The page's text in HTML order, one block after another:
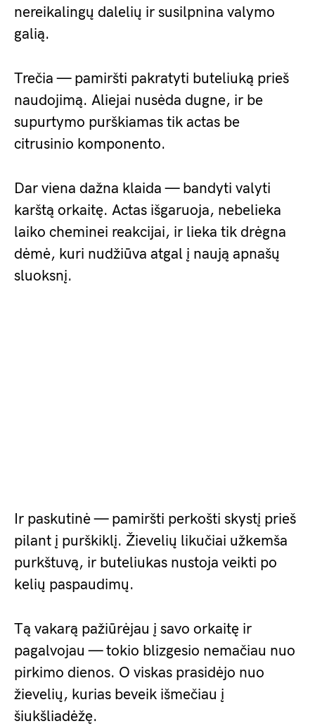
nereikalingų dalelių ir susilpnina valymo
galią.
Trečia — pamiršti pakratyti buteliuką prieš
naudojimą. Aliejai nusėda dugne, ir be
supurtymo purškiamas tik actas be
citrusinio komponento.
Dar viena dažna klaida — bandyti valyti
karštą orkaitę. Actas išgaruoja, nebelieka
laiko cheminei reakcijai, ir lieka tik drėgna
dėmė, kuri nudžiūva atgal į naują apnašų
sluoksnį.
Ir paskutinė — pamiršti perkošti skystį prieš
pilant į purškiklį. Žievelių likučiai užkemša
purkštuvą, ir buteliukas nustoja veikti po
kelių paspaudimų.
Tą vakarą pažiūrėjau į savo orkaitę ir
pagalvojau — tokio blizgesio nemačiau nuo
pirkimo dienos. O viskas prasidėjo nuo
žievelių, kurias beveik išmečiau į
šiukšliadėžę.